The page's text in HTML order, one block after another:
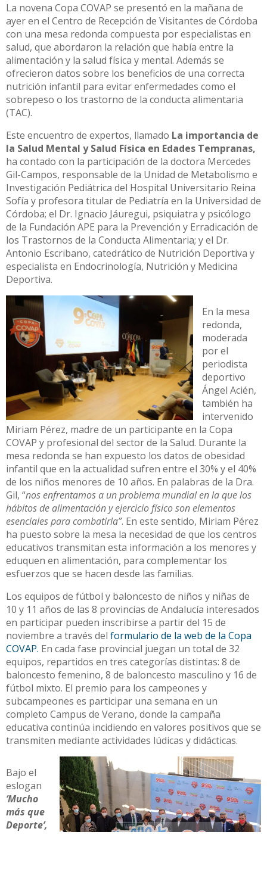
La novena Copa COVAP se presentó en la mañana de
ayer en el Centro de Recepción de Visitantes de Córdoba
con una mesa redonda compuesta por especialistas en
salud, que abordaron la relación que había entre la
alimentación y la salud física y mental. Además se
ofrecieron datos sobre los beneficios de una correcta
nutrición infantil para evitar enfermedades como el
sobrepeso o los trastorno de la conducta alimentaria
(TAC).
Este encuentro de expertos, llamado La importancia de
la Salud Mental y Salud Física en Edades Tempranas,
ha contado con la participación de la doctora Mercedes
Gil-Campos, responsable de la Unidad de Metabolismo e
Investigación Pediátrica del Hospital Universitario Reina
Sofía y profesora titular de Pediatría en la Universidad de
Córdoba; el Dr. Ignacio Jáuregui, psiquiatra y psicólogo
de la Fundación APE para la Prevención y Erradicación de
los Trastornos de la Conducta Alimentaria; y el Dr.
Antonio Escribano, catedrático de Nutrición Deportiva y
especialista en Endocrinología, Nutrición y Medicina
Deportiva.
En la mesa
redonda,
moderada
por el
periodista
deportivo
Ángel Acién,
también ha
intervenido
Miriam Pérez, madre de un participante en la Copa
COVAP y profesional del sector de la Salud. Durante la
mesa redonda se han expuesto los datos de obesidad
infantil que en la actualidad sufren entre el 30% y el 40%
de los niños menores de 10 años. En palabras de la Dra.
Gil, “nos enfrentamos a un problema mundial en la que los
hábitos de alimentación y ejercicio físico son elementos
esenciales para combatirla”. En este sentido, Miriam Pérez
ha puesto sobre la mesa la necesidad de que los centros
educativos transmitan esta información a los menores y
eduquen en alimentación, para complementar los
esfuerzos que se hacen desde las familias.
Los equipos de fútbol y baloncesto de niños y niñas de
10 y 11 años de las 8 provincias de Andalucía interesados
en participar pueden inscribirse a partir del 15 de
noviembre a través del formulario de la web de la Copa
COVAP. En cada fase provincial juegan un total de 32
equipos, repartidos en tres categorías distintas: 8 de
baloncesto femenino, 8 de baloncesto masculino y 16 de
fútbol mixto. El premio para los campeones y
subcampeones es participar una semana en un
completo Campus de Verano, donde la campaña
educativa continúa incidiendo en valores positivos que se
transmiten mediante actividades lúdicas y didácticas.
Bajo el
eslogan
‘Mucho
más que
Deporte’,